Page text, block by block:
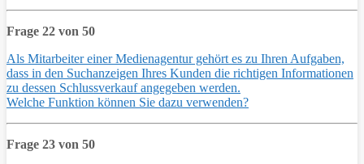
Frage 22 von 50
Als Mitarbeiter einer Medienagentur gehört es zu Ihren Aufgaben,
dass in den Suchanzeigen Ihres Kunden die richtigen Informationen
zu dessen Schlussverkauf angegeben werden.
Welche Funktion können Sie dazu verwenden?
Frage 23 von 50